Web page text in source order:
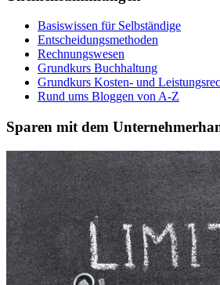
Basiswissen für Selbständige
Entscheidungsmethoden
Rechnungswesen
Grundkurs Buchhaltung
Grundkurs Kosten- und
Rund ums Bloggen von A-Z
Sparen mit dem